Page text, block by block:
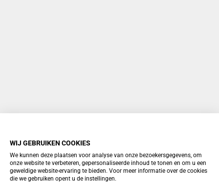
WIJ GEBRUIKEN COOKIES
We kunnen deze plaatsen voor analyse van onze bezoekersgegevens, om
onze website te verbeteren, gepersonaliseerde inhoud te tonen en om u een
geweldige website-ervaring te bieden. Voor meer informatie over de cookies
die we gebruiken opent u de instellingen.